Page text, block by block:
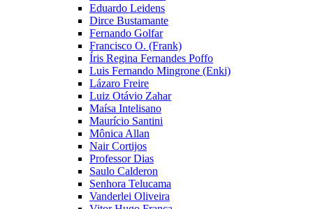
Eduardo Leidens
Dirce Bustamante
Fernando Golfar
Francisco O. (Frank)
Íris Regina Fernandes Poffo
Luis Fernando Mingrone (Enki)
Lázaro Freire
Luiz Otávio Zahar
Maísa Intelisano
Maurício Santini
Mônica Allan
Nair Cortijos
Professor Dias
Saulo Calderon
Senhora Telucama
Vanderlei Oliveira